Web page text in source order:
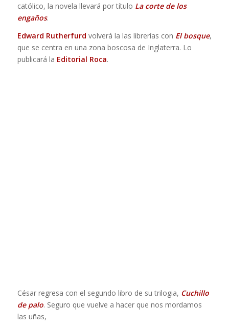
católico, la novela llevará por título La corte de los
engaños.
Edward Rutherfurd volverá la las librerías con El bosque,
que se centra en una zona boscosa de Inglaterra. Lo
publicará la Editorial Roca.
César regresa con el segundo libro de su trilogia, Cuchillo
de palo. Seguro que vuelve a hacer que nos mordamos
las uñas,